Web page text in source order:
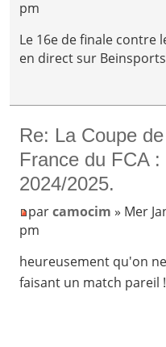
pm
Le 16e de finale contre
en direct sur
Re: La Coupe de
France du FCA :
2024/2025.
parcamocim » Mer
pm
heureusement qu'on
faisant un match pareil !